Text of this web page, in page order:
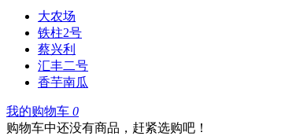
大农场
铁柱2号
蔡兴利
汇丰二号
香芋南瓜
我的购物车 0
购物车中还没有商品，赶紧选购吧！